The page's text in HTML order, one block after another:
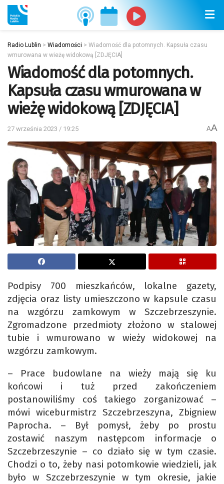
Radio Lublin > Wiadomości > Wiadomość dla potomnych. Kapsuła czasu
wmurowana w wieżę widokową [ZDJĘCIA]
Wiadomość dla potomnych.
Kapsuła czasu wmurowana w
wieżę widokową [ZDJĘCIA]
27 września 2023 / 19:25 AA
Podpisy 700 mieszkańców, lokalne gazety,
zdjęcia oraz listy umieszczono w kapsule czasu
na wzgórzu zamkowym w Szczebrzeszynie.
Zgromadzone przedmioty złożono w stalowej
tubie i wmurowano w wieży widokowej na
wzgórzu zamkowym.
– Prace budowlane na wieży mają się ku
końcowi i tuż przed zakończeniem
postanowiliśmy coś takiego zorganizować –
mówi wiceburmistrz Szczebrzeszyna, Zbigniew
Paprocha. – Był pomysł, żeby po prostu
zostawić naszym następcom informacje o
Szczebrzeszynie – co działo się w tym czasie.
Chodzi o to, żeby nasi potomkowie wiedzieli, jak
było w Szczebrzeszynie w tym okresie, jakie